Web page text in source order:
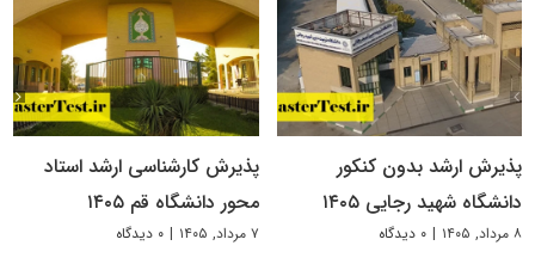
پذیرش ارشد بدون کنکور
دانشگاه شهید رجایی ۱۴۰۵
۸ مرداد, ۱۴۰۵ | ۰ دیدگاه
پذیرش کارشناسی ارشد استاد
محور دانشگاه قم ۱۴۰۵
۷ مرداد, ۱۴۰۵ | ۰ دیدگاه